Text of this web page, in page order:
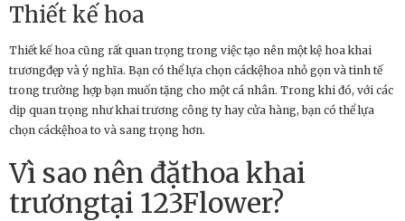
Thiết kế hoa
Thiết kế hoa cũng rất quan trọng trong việc tạo nên một kệ hoa khai
trươngđẹp và ý nghĩa. Bạn có thể lựa chọn cáckệhoa nhỏ gọn và tinh tế
trong trường hợp bạn muốn tặng cho một cá nhân. Trong khi đó, với các
dịp quan trọng như khai trương công ty hay cửa hàng, bạn có thể lựa
chọn cáckệhoa to và sang trọng hơn.
Vì sao nên đặthoa khai
trươngtại 123Flower?